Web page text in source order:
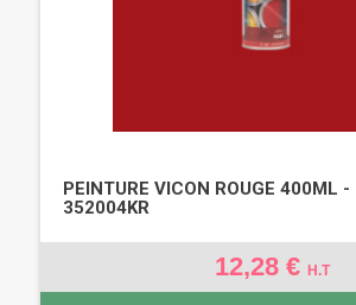
PEINTURE VICON ROUGE 400ML -
352004KR
12,28 € H.T